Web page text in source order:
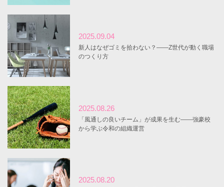
2025.09.04
新人はなぜゴミを拾わない？――Z世代が動く職場
のつくり方
2025.08.26
「風通しの良いチーム」が成果を生む――強豪校
から学ぶ令和の組織運営
2025.08.20